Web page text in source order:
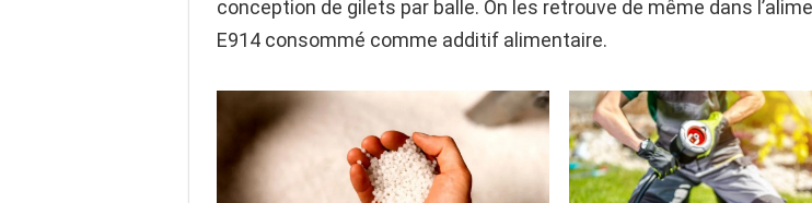
conception de gilets par balle. On les retrouve de même dans
E914 consommé comme additif alimentaire.